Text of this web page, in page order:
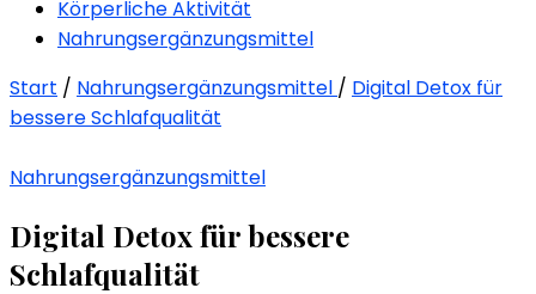
Körperliche Aktivität
Nahrungsergänzungsmittel
Start / Nahrungsergänzungsmittel / Digital Detox für
bessere Schlafqualität
Nahrungsergänzungsmittel
Digital Detox für bessere
Schlafqualität